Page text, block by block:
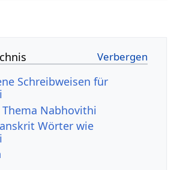
Schreibweisen für
Nabhovithi
Wörter wie